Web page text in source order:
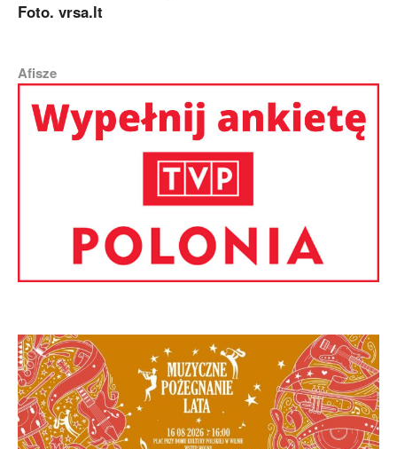
Foto. vrsa.lt
Afisze